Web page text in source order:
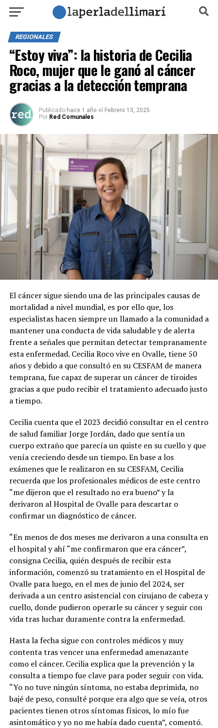
REGIONALES
“Estoy viva”: la historia de Cecilia
Roco, mujer que le ganó al cáncer
gracias a la detección temprana
Publicado hace 1 año el Febrero 13, 2025
Por Red Comunales
El cáncer sigue siendo una de las principales causas de
mortalidad a nivel mundial, es por ello que, los
especialistas hacen siempre un llamado a la comunidad a
mantener una conducta de vida saludable y de alerta
frente a señales que permitan detectar tempranamente
esta enfermedad. Cecilia Roco vive en Ovalle, tiene 50
años y debido a que consultó en su CESFAM de manera
temprana, fue capaz de superar un cáncer de tiroides
gracias a que pudo recibir el tratamiento adecuado justo
a tiempo.
Cecilia cuenta que el 2023 decidió consultar en el centro
de salud familiar Jorge Jordán, dado que sentía un
cuerpo extraño que parecía un quiste en su cuello y que
venía creciendo desde un tiempo. En base a los
exámenes que le realizaron en su CESFAM, Cecilia
recuerda que los profesionales médicos de este centro
“me dijeron que el resultado no era bueno” y la
derivaron al Hospital de Ovalle para descartar o
confirmar un diagnóstico de cáncer.
“En menos de dos meses me derivaron a una consulta en
el hospital y ahí “me confirmaron que era cáncer”,
consigna Cecilia, quién después de recibir esta
información, comenzó su tratamiento en el Hospital de
Ovalle para luego, en el mes de junio del 2024, ser
derivada a un centro asistencial con cirujano de cabeza y
cuello, donde pudieron operarle su cáncer y seguir con
vida tras luchar duramente contra la enfermedad.
Hasta la fecha sigue con controles médicos y muy
contenta tras vencer una enfermedad amenazante
como el cáncer. Cecilia explica que la prevención y la
consulta a tiempo fue clave para poder seguir con vida.
“Yo no tuve ningún síntoma, no estaba deprimida, no
bajé de peso, consulté porque era algo que se veía, otros
pacientes tienen otros síntomas físicos, lo mío fue
asintomático y yo no me había dado cuenta”, comentó.